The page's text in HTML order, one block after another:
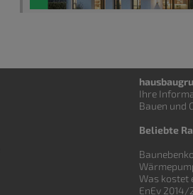
Ihre
Bauen und
Beliebte
Was kostet
EnEv 2014/